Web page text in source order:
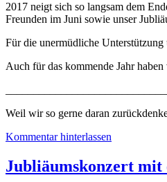
2017 neigt sich so langsam dem
Freunden im Juni sowie unser
Für die unermüdliche
Auch für das kommende Jahr
Weil wir so gerne daran
Kommentar hinterlassen
Jubliäumskonzert mit